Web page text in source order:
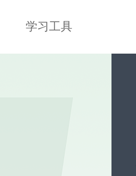
学习工具